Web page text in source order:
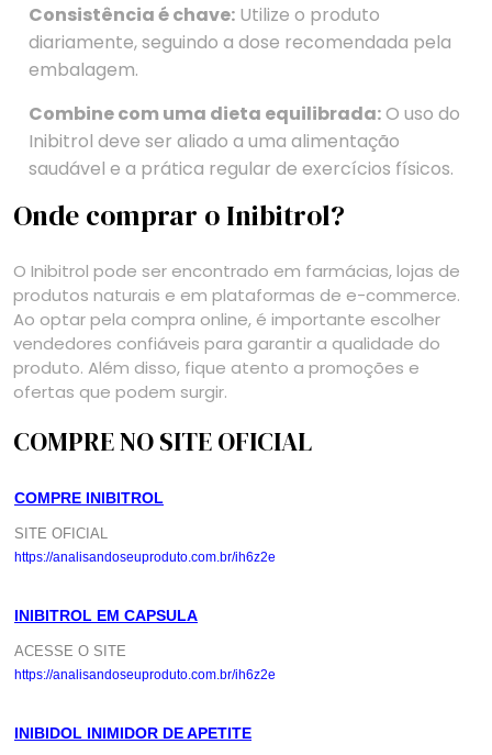
Consistência é chave: Utilize o produto
diariamente, seguindo a dose recomendada pela
embalagem.
Combine com uma dieta equilibrada:O uso do
Inibitrol deve ser aliado a uma alimentação
saudável e a prática regular de exercícios físicos.
Onde comprar o Inibitrol?
O Inibitrol pode ser encontrado em farmácias, lojas de
produtos naturais e em plataformas de e-commerce.
Ao optar pela compra online, é importante escolher
vendedores confiáveis para garantir a qualidade do
produto. Além disso, fique atento a promoções e
ofertas que podem surgir.
COMPRE NO SITE OFICIAL
COMPRE INIBITROL
SITE OFICIAL
https://analisandoseuproduto.com.br/ih6z2e
INIBITROL EM CAPSULA
ACESSE O SITE
https://analisandoseuproduto.com.br/ih6z2e
INIBIDOL INIMIDOR DE APETITE